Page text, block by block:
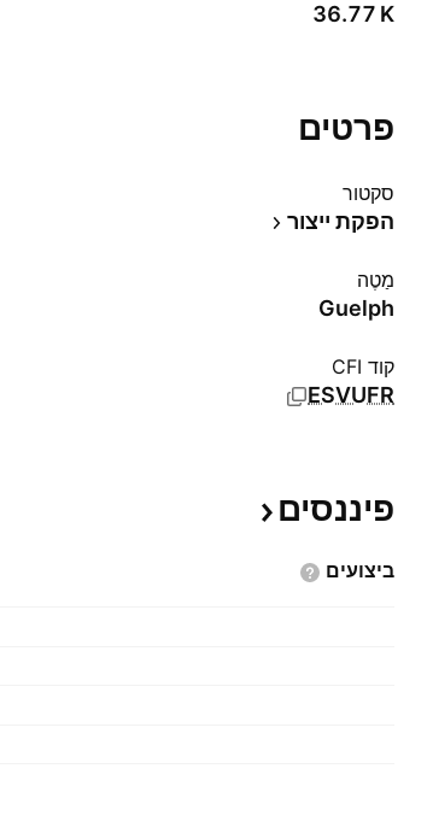
‪36.77 K‬
פרטים
סקטור
הפקת ייצור
מַטֶה
Guelph
קוד CFI
ESVUFR
פיננסים
ביצועים